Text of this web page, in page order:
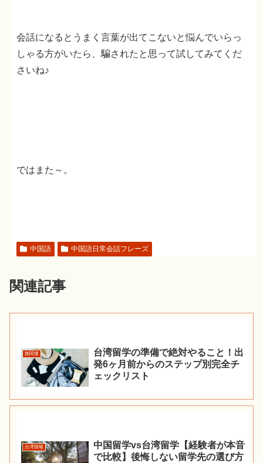
会話になるとうまく言葉が出てこないと悩んでいらっ
しゃる方がいたら、騙されたと思って試してみてくだ
さいね♪
ではまた～。
中国語 中国語日常会話フレーズ
関連記事
旅関連
台湾留学の準備で絶対やること！出
発6ヶ月前からのステップ別完全チ
ェックリスト
台湾情報
中国留学vs台湾留学【経験者が本音
で比較】後悔しない留学先の選び方